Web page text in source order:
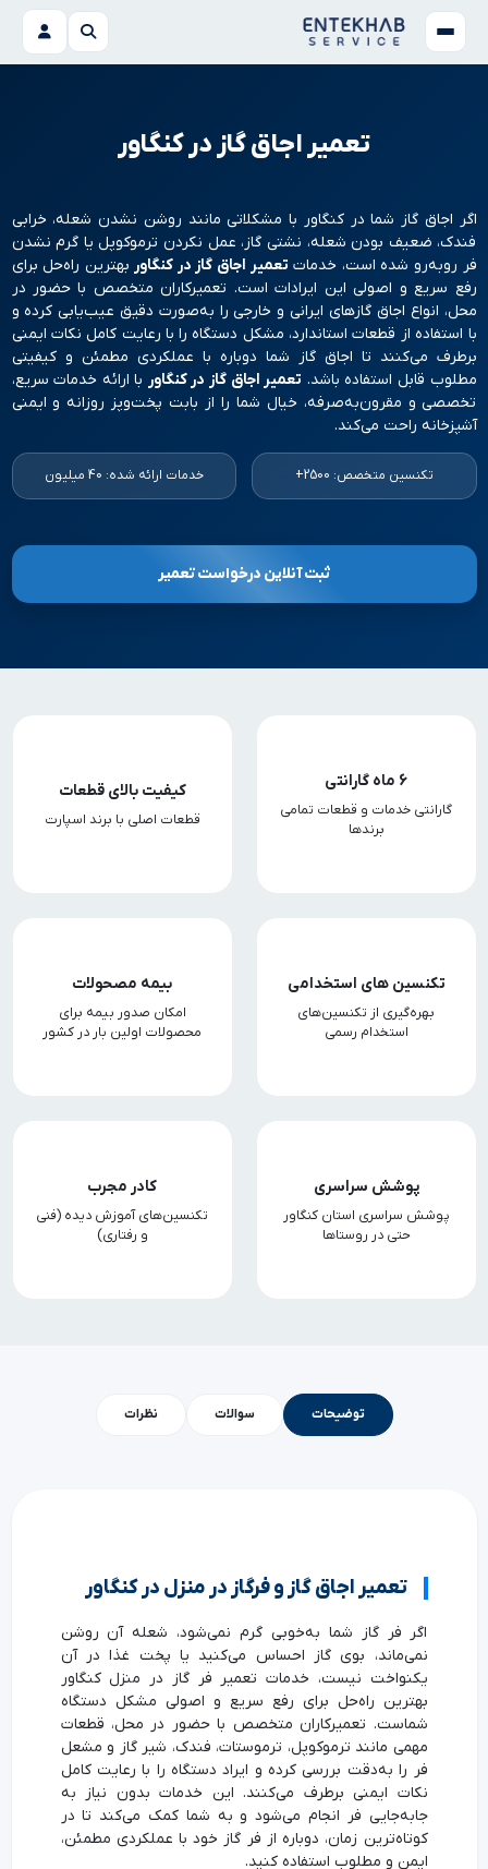
تعمیر اجاق گاز در کنگاور
اگر اجاق گاز شما در کنگاور با مشکلاتی مانند روشن نشدن شعله، خرابی
فندک، ضعیف بودن شعله، نشتی گاز، عمل نکردن ترموکوپل یا گرم نشدن
فر روبه‌رو شده است، خدمات تعمیر اجاق گاز در کنگاور بهترین راه‌حل برای
رفع سریع و اصولی این ایرادات است. تعمیرکاران متخصص با حضور در
محل، انواع اجاق گازهای ایرانی و خارجی را به‌صورت دقیق عیب‌یابی کرده و
با استفاده از قطعات استاندارد، مشکل دستگاه را با رعایت کامل نکات ایمنی
برطرف می‌کنند تا اجاق گاز شما دوباره با عملکردی مطمئن و کیفیتی
مطلوب قابل استفاده باشد. تعمیر اجاق گاز در کنگاور با ارائه خدمات سریع،
تخصصی و مقرون‌به‌صرفه، خیال شما را از بابت پخت‌وپز روزانه و ایمنی
آشپزخانه راحت می‌کند.
تکنسین متخصص: 2500+ خدمات ارائه شده: 40 میلیون
ثبت آنلاین درخواست تعمیر
6 ماه گارانتی
گارانتی خدمات و قطعات تمامی
برندها
کیفیت بالای قطعات
قطعات اصلی با برند اسپارت
تکنسین های استخدامی
بهره‌گیری از تکنسین‌های
استخدام رسمی
بیمه مصحولات
امکان صدور بیمه برای
محصولات اولین بار در کشور
پوشش سراسری
پوشش سراسری استان کنگاور
حتی در روستاها
کادر مجرب
تکنسین‌های آموزش دیده (فنی
و رفتاری)
توضیحات سوالات نظرات
تعمیر اجاق گاز و فرگاز در منزل در کنگاور
اگر فر گاز شما به‌خوبی گرم نمی‌شود، شعله آن روشن
نمی‌ماند، بوی گاز احساس می‌کنید یا پخت غذا در آن
یکنواخت نیست، خدمات تعمیر فر گاز در منزل کنگاور
بهترین راه‌حل برای رفع سریع و اصولی مشکل دستگاه
شماست. تعمیرکاران متخصص با حضور در محل، قطعات
مهمی مانند ترموکوپل، ترموستات، فندک، شیر گاز و مشعل
فر را به‌دقت بررسی کرده و ایراد دستگاه را با رعایت کامل
نکات ایمنی برطرف می‌کنند. این خدمات بدون نیاز به
جابه‌جایی فر انجام می‌شود و به شما کمک می‌کند تا در
کوتاه‌ترین زمان، دوباره از فر گاز خود با عملکردی مطمئن،
ایمن و مطلوب استفاده کنید.